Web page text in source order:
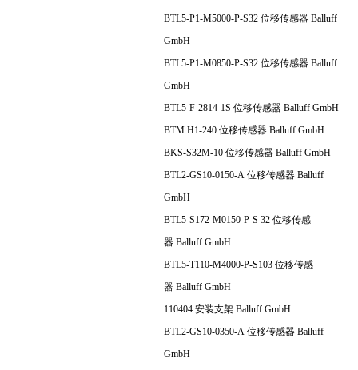
BTL5-P1-M5000-P-S32 位移传感器 Balluff
GmbH
BTL5-P1-M0850-P-S32 位移传感器 Balluff
GmbH
BTL5-F-2814-1S 位移传感器 Balluff GmbH
BTM H1-240 位移传感器 Balluff GmbH
BKS-S32M-10 位移传感器 Balluff GmbH
BTL2-GS10-0150-A 位移传感器 Balluff
GmbH
BTL5-S172-M0150-P-S 32 位移传感
器 Balluff GmbH
BTL5-T110-M4000-P-S103 位移传感
器 Balluff GmbH
110404 安装支架 Balluff GmbH
BTL2-GS10-0350-A 位移传感器 Balluff
GmbH